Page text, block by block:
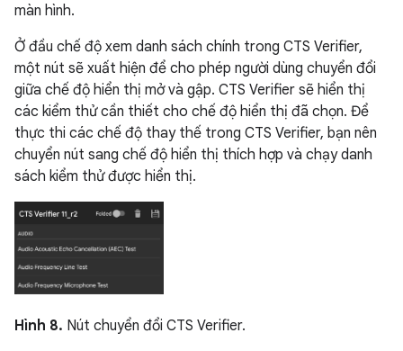
màn hình.
Ở đầu chế độ xem danh sách chính trong CTS Verifier,
một nút sẽ xuất hiện để cho phép người dùng chuyển đổi
giữa chế độ hiển thị mở và gập. CTS Verifier sẽ hiển thị
các kiểm thử cần thiết cho chế độ hiển thị đã chọn. Để
thực thi các chế độ thay thế trong CTS Verifier, bạn nên
chuyển nút sang chế độ hiển thị thích hợp và chạy danh
sách kiểm thử được hiển thị.
Hình 8. Nút chuyển đổi CTS Verifier.